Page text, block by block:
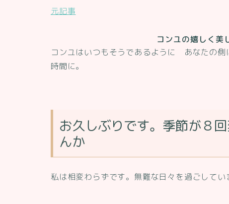
元記事
コンユの嬉しく
コンユはいつもそうであるように あなたの
時間に。
お久しぶりです。季節が８
んか
私は相変わらずです。無難な日々を過ごしてい